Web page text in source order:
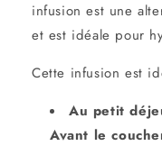
infusion est une
et est idéale pour
Cette infusion est
Au petit
Avant le